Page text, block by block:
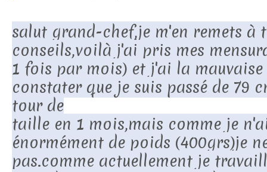
salut grand-chef,je m'en remets à
conseils,voilà j'ai pris mes
1 fois par mois) et j'ai la mauvaise
constater que je suis passé de 79
tour de
taille en 1 mois,mais comme je
énormément de poids (400grs)je
pas.comme actuellement je